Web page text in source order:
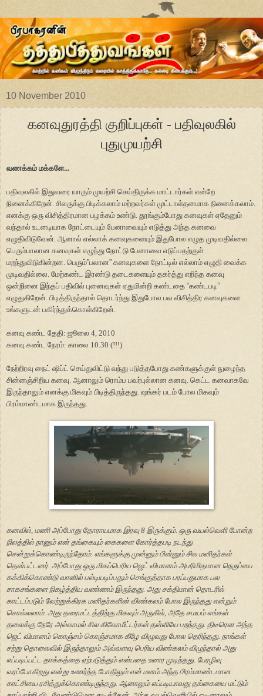
10 November 2010
கனவுதுரத்தி குறிப்புகள் - பதிவுலகில்
புதுமுயற்சி
வணக்கம் மக்களே...
பதிவுலகில் இதுவரை யாரும் முயற்சி செய்திருக்க மாட்டார்கள் என்றே
நினைக்கிறேன். சிலருக்கு பிடிக்கலாம் மற்றவர்கள் முட்டாள்தனமாக நினைக்கலாம்.
எனக்கு ஒரு விசித்திரமான பழக்கம் உண்டு. தூங்கும்போது கனவுகள் ஏதேனும்
வந்தால் உடனடியாக நோட்டையும் பேனாவையும் எடுத்து அந்த கனவை
எழுதிவிடுவேன். ஆனால் எல்லாக் கனவுகளையும் இதுபோல எழுத முடிவதில்லை.
பெரும்பாலான கனவுகள் எழுந்து நோட்டு பேனாவை எடுப்பதற்குள்
மறந்துவிடுகின்றன. பெரும்”பலான” கனவுகளை நோட்டில் எல்லாம் எழுதி வைக்க
முடிவதில்லை. மேற்கண்ட இரண்டு தடைகளையும் தகர்த்து எறிந்த கனவு
ஒன்றினை இந்தப் பதிவில் புனைவுகள் ஏதுமின்றி கண்டதை “கண்டபடி”
எழுதுகிறேன். பிடித்திருந்தால் தொடர்ந்து இதுபோல பல விசித்திர கனவுகளை
உங்களுடன் பகிர்ந்துக்கொள்கிறேன்.
கனவு கண்ட தேதி: ஜூலை 4, 2010
கனவு கண்ட நேரம்: காலை 10.30 (!!!)
நேற்றிரவு நைட் ஷிப்ட் செய்துவிட்டு வந்து படுத்தபோது கண்களுக்குள் நுழைந்த
சின்னஞ்சிறிய கனவு. ஆனாலும் ரொம்ப பவர்புல்லான கனவு. கெட்ட கனவாகவே
இருந்தாலும் எனக்கு மிகவும் பிடித்திருந்தது. ஷங்கர் படம் போல மிகவும்
பிரம்மாண்டமாக இருந்தது.
கனவில், மணி அப்போது தோராயமாக இரவு 8 இருக்கும். ஒரு வயல்வெளி போன்ற
நிலத்தில் நானும் என் தங்கையும் கைகளை கோர்த்தபடி நடந்து
சென்றுக்கொண்டிருந்தோம். எங்களுக்கு முன்னும் பின்னும் சில மனிதர்கள்
தென்பட்டனர். அப்போது ஒரு மிகப்பெரிய ஜெட் விமானம் அபரிமிதமான நெருப்பை
கக்கிக்கொண்டு வானில் பல்டியடிப்பதும் செங்குத்தாக பரப்பதுமாக பல
சாகசங்களை நிகழ்த்திய வண்ணம் இருந்தது. அது சக்திமான் தொடரில்
காட்டப்படும் வேற்றுக்கிரக மனிதர்களின் விண்கலம் போல இருந்தது என்றும்
சொல்லலாம். அது தரைமட்டத்திற்கு மிகவும் அருகில், அதே சமயம் எங்கள்
தலைக்கு நேரே அல்லாமல் சில கிலோமீட்டர்கள் தள்ளியே பறந்தது. திடீரென அந்த
ஜெட் விமானம் கொஞ்சம் கொஞ்சமாக கீழே விழுவது போல தெரிந்தது. நாங்கள்
சற்று தொலைவில் இருந்தாலும் அவ்வளவு பெரிய விண்கலம் விழுந்தால் அது
எப்படிப்பட்ட தாக்கத்தை ஏற்படுத்தும் என்பதை உணர முடிந்தது. பேரழிவு
வரப்போகிறது என்று உணர்ந்த போதிலும் என் மனம் அந்த பிரம்மாண்டமான
காட்சியை ரசித்துக்கொண்டிருந்தது. ஆனாலும் எப்படியாவது தங்கையை மட்டும்